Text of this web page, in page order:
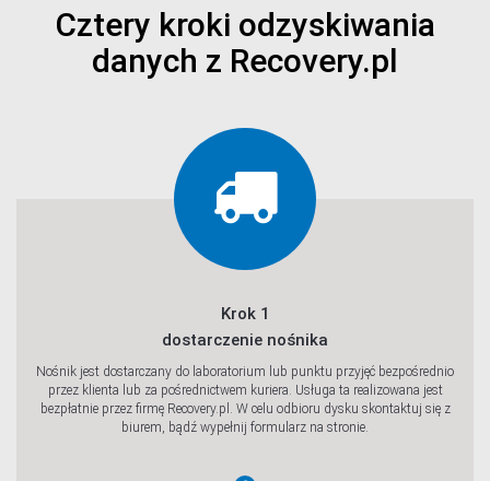
Cztery kroki odzyskiwania
danych z Recovery.pl
Krok 1
dostarczenie nośnika
Nośnik jest dostarczany do laboratorium lub punktu przyjęć bezpośrednio
przez klienta lub za pośrednictwem kuriera. Usługa ta realizowana jest
bezpłatnie przez firmę Recovery.pl. W celu odbioru dysku skontaktuj się z
biurem, bądź wypełnij formularz na stronie.